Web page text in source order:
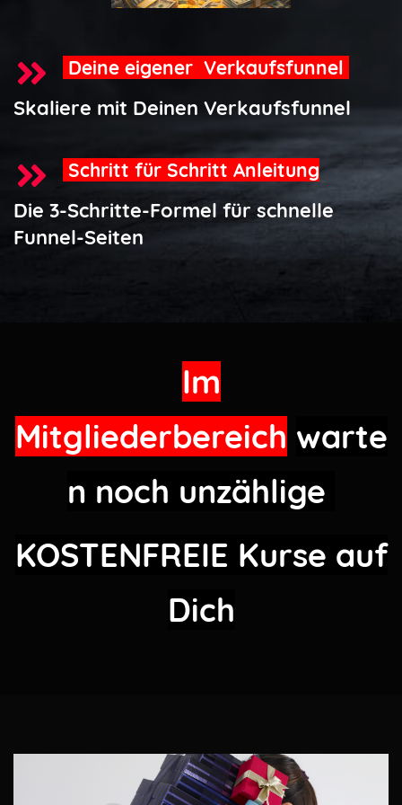
Deine eigener Verkaufsfunnel
Skaliere mit Deinen Verkaufsfunnel
Schritt für Schritt Anleitung
Die 3-Schritte-Formel für schnelle
Funnel-Seiten
Im
Mitgliederbereich warte
n noch unzählige
KOSTENFREIE Kurse auf
Dich